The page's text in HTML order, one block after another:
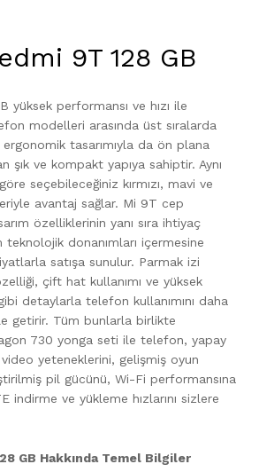
9T 128 GB
yüksek performansı ve hızı ile
modelleri arasında üst sıralarda
ergonomik tasarımıyla da ön plana
şık ve kompakt yapıya sahiptir. Aynı
seçebileceğiniz kırmızı, mavi ve
avantaj sağlar. Mi 9T cep
özelliklerinin yanı sıra ihtiyaç
donanımları içermesine
satışa sunulur. Parmak izi
çift hat kullanımı ve yüksek
detaylarla telefon kullanımını daha
getirir. Tüm bunlarla birlikte
730 yonga seti ile telefon, yapay
yeteneklerini, gelişmiş oyun
pil gücünü, Wi-Fi performansına
indirme ve yükleme hızlarını sizlere
GB Hakkında Temel Bilgiler